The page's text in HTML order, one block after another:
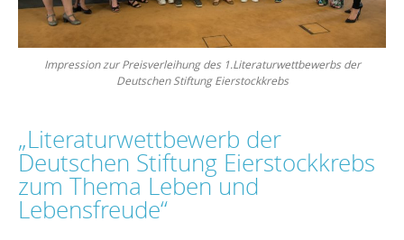
Impression zur Preisverleihung des 1.Literaturwettbewerbs der
Deutschen Stiftung Eierstockkrebs
„Literaturwettbewerb der
Deutschen Stiftung Eierstockkrebs
zum Thema Leben und
Lebensfreude“